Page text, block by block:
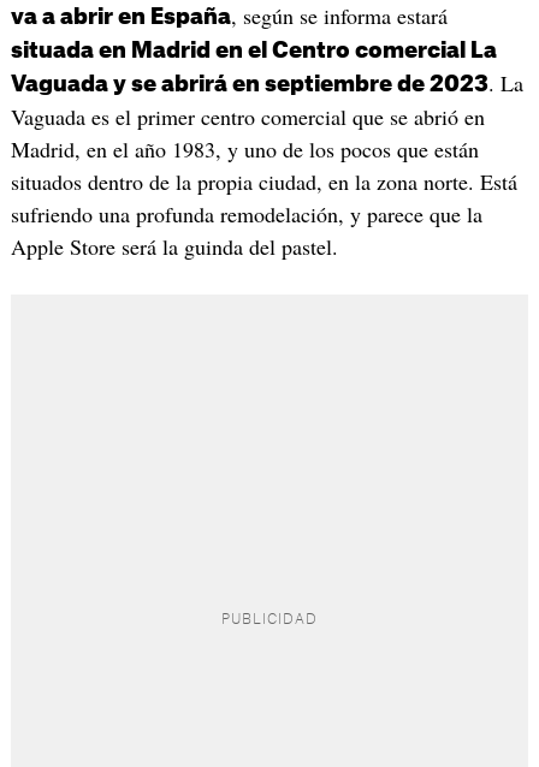
va a abrir en España, según se informa estará
situada en Madrid en el Centro comercial La
Vaguada y se abrirá en septiembre de 2023. La
Vaguada es el primer centro comercial que se abrió en
Madrid, en el año 1983, y uno de los pocos que están
situados dentro de la propia ciudad, en la zona norte. Está
sufriendo una profunda remodelación, y parece que la
Apple Store será la guinda del pastel.